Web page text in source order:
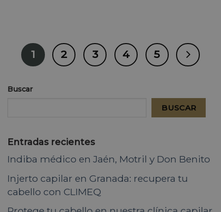
1 2 3 4 5
Buscar
BUSCAR
Entradas recientes
Indiba médico en Jaén, Motril y Don Benito
Injerto capilar en Granada: recupera tu
cabello con CLIMEQ